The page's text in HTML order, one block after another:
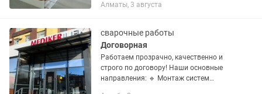
гарантией. Если не отвечаю значит
Алматы, 3 августа
сварочные работы
Договорная
Работаем прозрачно, качественно и
строго по договору! Наши основные
направления: 🔹 Монтаж систем